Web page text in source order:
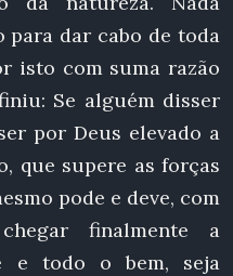
dar cabo de toda
isto com suma razão
Se alguém disser
por Deus elevado a
que supere as forças
pode e deve, com
finalmente a
e todo o bem, seja